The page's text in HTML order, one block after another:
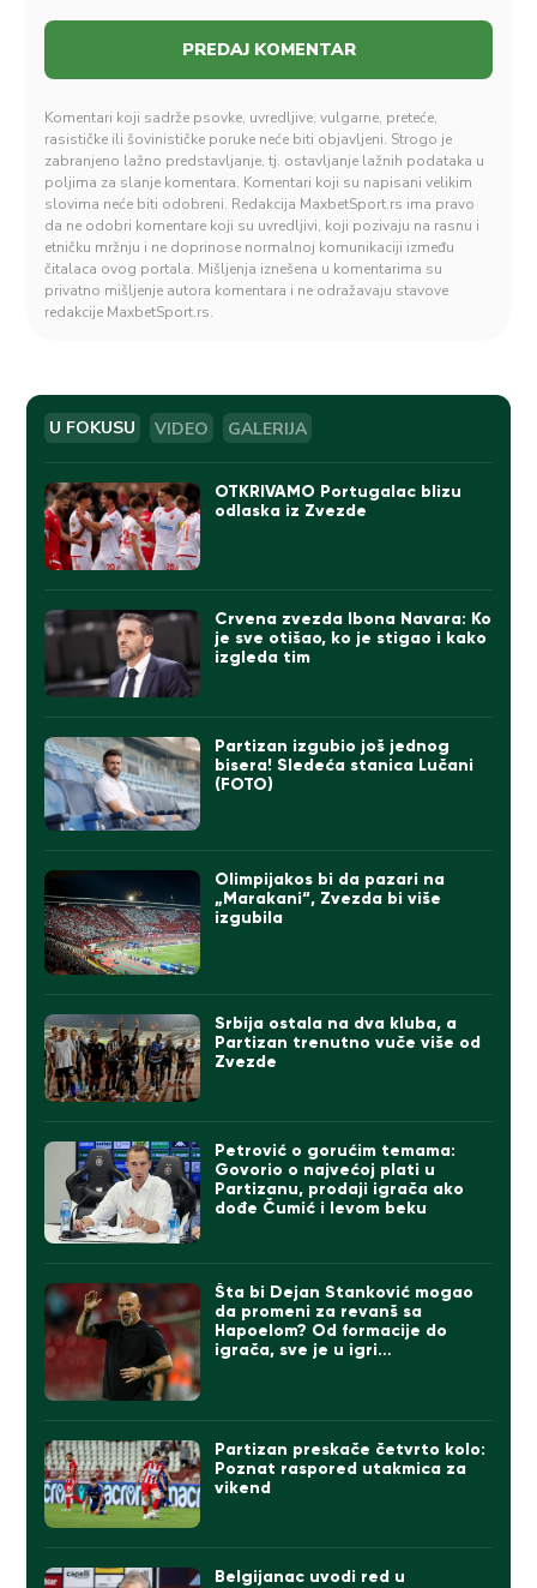
Komentari koji sadrže psovke, uvredljive, vulgarne, preteće,
rasističke ili šovinističke poruke neće biti objavljeni. Strogo je
zabranjeno lažno predstavljanje, tj. ostavljanje lažnih podataka u
poljima za slanje komentara. Komentari koji su napisani velikim
slovima neće biti odobreni. Redakcija MaxbetSport.rs ima pravo
da ne odobri komentare koji su uvredljivi, koji pozivaju na rasnu i
etničku mržnju i ne doprinose normalnoj komunikaciji između
čitalaca ovog portala. Mišljenja iznešena u komentarima su
privatno mišljenje autora komentara i ne odražavaju stavove
redakcije MaxbetSport.rs.
U FOKUSU VIDEO GALERIJA
OTKRIVAMO Portugalac blizu
odlaska iz Zvezde
Crvena zvezda Ibona Navara: Ko
je sve otišao, ko je stigao i kako
izgleda tim
Partizan izgubio još jednog
bisera! Sledeća stanica Lučani
(FOTO)
Olimpijakos bi da pazari na
„Marakani“, Zvezda bi više
izgubila
Srbija ostala na dva kluba, a
Partizan trenutno vuče više od
Zvezde
Petrović o gorućim temama:
Govorio o najvećoj plati u
Partizanu, prodaji igrača ako
dođe Čumić i levom beku
Šta bi Dejan Stanković mogao
da promeni za revanš sa
Hapoelom? Od formacije do
igrača, sve je u igri…
Partizan preskače četvrto kolo:
Poznat raspored utakmica za
vikend
Belgijanac uvodi red u